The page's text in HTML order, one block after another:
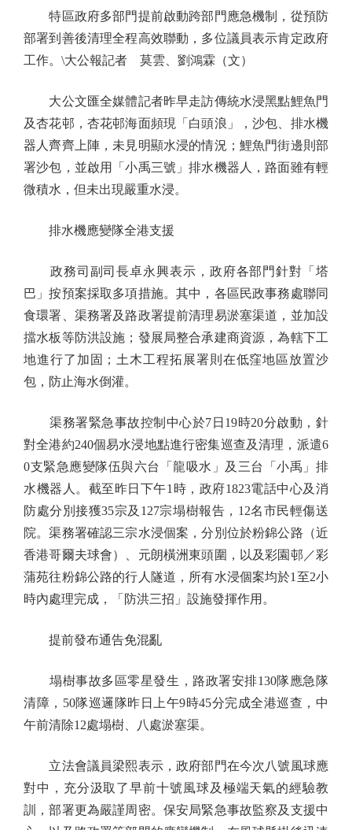
特區政府多部門提前啟動跨部門應急機制，從預防
部署到善後清理全程高效聯動，多位議員表示肯定政府
工作。\大公報記者 莫雲、劉鴻霖（文）
大公文匯全媒體記者昨早走訪傳統水浸黑點鯉魚門
及杏花邨，杏花邨海面頻現「白頭浪」，沙包、排水機
器人齊齊上陣，未見明顯水浸的情況；鯉魚門街邊則部
署沙包，並啟用「小禹三號」排水機器人，路面雖有輕
微積水，但未出現嚴重水浸。
排水機應變隊全港支援
政務司副司長卓永興表示，政府各部門針對「塔
巴」按預案採取多項措施。其中，各區民政事務處聯同
食環署、渠務署及路政署提前清理易淤塞渠道，並加設
擋水板等防洪設施；發展局整合承建商資源，為轄下工
地進行了加固；土木工程拓展署則在低窪地區放置沙
包，防止海水倒灌。
渠務署緊急事故控制中心於7日19時20分啟動，針
對全港約240個易水浸地點進行密集巡查及清理，派遣6
0支緊急應變隊伍與六台「龍吸水」及三台「小禹」排
水機器人。截至昨日下午1時，政府1823電話中心及消
防處分別接獲35宗及127宗塌樹報告，12名市民輕傷送
院。渠務署確認三宗水浸個案，分別位於粉錦公路（近
香港哥爾夫球會）、元朗橫洲東頭圍，以及彩園邨／彩
蒲苑往粉錦公路的行人隧道，所有水浸個案均於1至2小
時內處理完成，「防洪三招」設施發揮作用。
提前發布通告免混亂
塌樹事故多區零星發生，路政署安排130隊應急隊
清障，50隊巡邏隊昨日上午9時45分完成全港巡查，中
午前清除12處塌樹、八處淤塞渠。
立法會議員梁熙表示，政府部門在今次八號風球應
對中，充分汲取了早前十號風球及極端天氣的經驗教
訓，部署更為嚴謹周密。保安局緊急事故監察及支援中